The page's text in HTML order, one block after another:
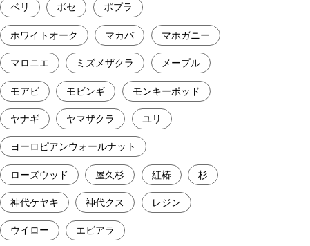
ベリ ボセ ポプラ
ホワイトオーク マカバ マホガニー
マロニエ ミズメザクラ メープル
モアビ モビンギ モンキーポッド
ヤナギ ヤマザクラ ユリ
ヨーロピアンウォールナット
ローズウッド 屋久杉 紅椿 杉
神代ケヤキ 神代クス レジン
ウイロー エビアラ